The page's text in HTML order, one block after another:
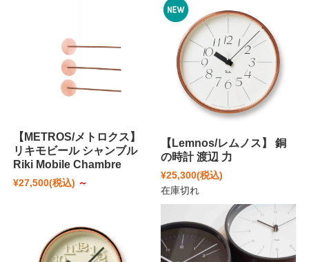
【METROS/メトロクス】
リキモビール シャンブル
Riki Mobile Chambre
¥27,500(税込) ～
【Lemnos/レムノス】 銅
の時計 渡辺 力
¥25,300(税込)
在庫切れ